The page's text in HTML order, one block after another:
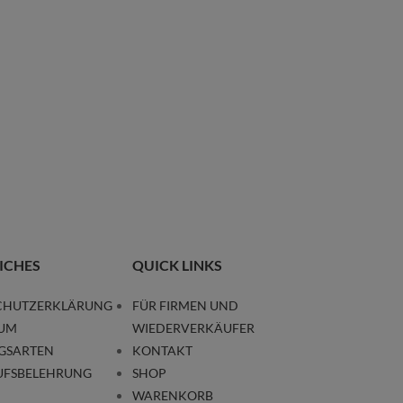
QUICK LINKS
FÜR FIRMEN UND
WIEDERVERKÄUFER
KONTAKT
SHOP
WARENKORB